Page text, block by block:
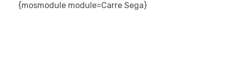
{mosmodule module=Carre Sega}